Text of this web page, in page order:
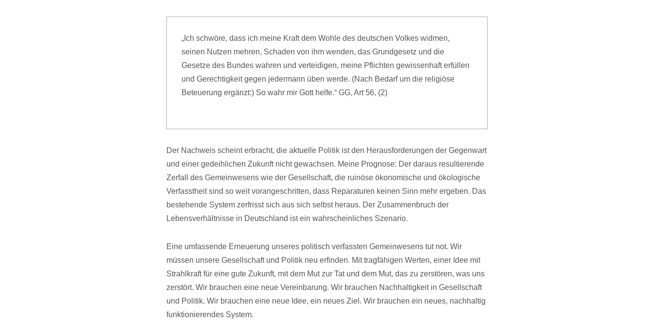
„Ich schwöre, dass ich meine Kraft dem Wohle des deutschen Volkes widmen,
seinen Nutzen mehren, Schaden von ihm wenden, das Grundgesetz und die
Gesetze des Bundes wahren und verteidigen, meine Pflichten gewissenhaft erfüllen
und Gerechtigkeit gegen jedermann üben werde. (Nach Bedarf um die religiöse
Beteuerung ergänzt:) So wahr mir Gott helfe.“ GG, Art 56, (2)
Der Nachweis scheint erbracht, die aktuelle Politik ist den Herausforderungen der Gegenwart
und einer gedeihlichen Zukunft nicht gewachsen. Meine Prognose: Der daraus resultierende
Zerfall des Gemeinwesens wie der Gesellschaft, die ruinöse ökonomische und ökologische
Verfasstheit sind so weit vorangeschritten, dass Reparaturen keinen Sinn mehr ergeben. Das
bestehende System zerfrisst sich aus sich selbst heraus. Der Zusammenbruch der
Lebensverhältnisse in Deutschland ist ein wahrscheinliches Szenario.
Eine umfassende Erneuerung unseres politisch verfassten Gemeinwesens tut not. Wir
müssen unsere Gesellschaft und Politik neu erfinden. Mit tragfähigen Werten, einer Idee mit
Strahlkraft für eine gute Zukunft, mit dem Mut zur Tat und dem Mut, das zu zerstören, was uns
zerstört. Wir brauchen eine neue Vereinbarung. Wir brauchen Nachhaltigkeit in Gesellschaft
und Politik. Wir brauchen eine neue Idee, ein neues Ziel. Wir brauchen ein neues, nachhaltig
funktionierendes System.